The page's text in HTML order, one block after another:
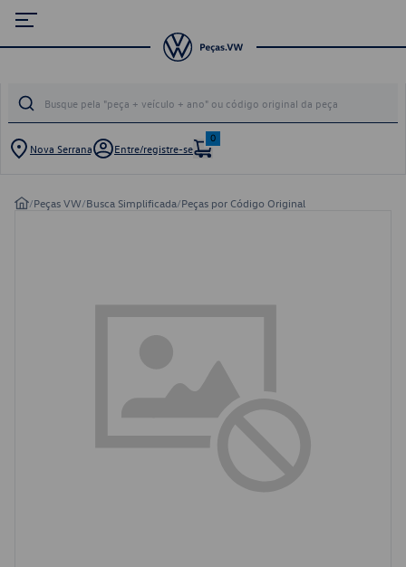
Nova Serrana Entre/registre-se
0
/Peças VW/Busca Simplificada/Peças por Código Original